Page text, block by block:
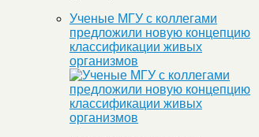
Ученые МГУ с коллегами
предложили новую концепцию
классификации живых
организмов